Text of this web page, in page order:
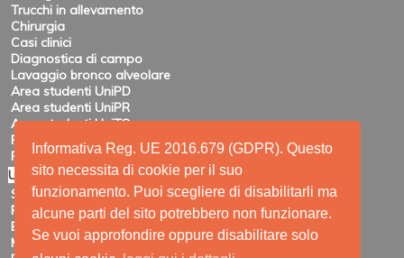
Informativa Reg. UE 2016.679 (GDPR). Questo
sito necessita di cookie per il suo
funzionamento. Puoi scegliere di disabilitarli ma
alcune parti del sito potrebbero non funzionare.
Se vuoi approfondire oppure disabilitare solo
Trucchi in allevamento
Chirurgia
Casi clinici
Diagnostica di campo
Lavaggio bronco alveolare
Area studenti UniPD
Area studenti UniPR
Area studenti UniTO
Recensioni di eventi
Pubblicazioni e ricerca
Utility
Siti amici
Ricerca
Elenco feed
Mappa del sito